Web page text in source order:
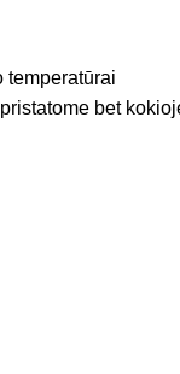
temperatūrai
bet